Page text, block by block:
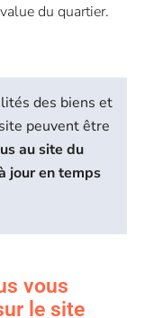
du quartier.
des biens et
peuvent être
au site du
jour en temps
vous
le site